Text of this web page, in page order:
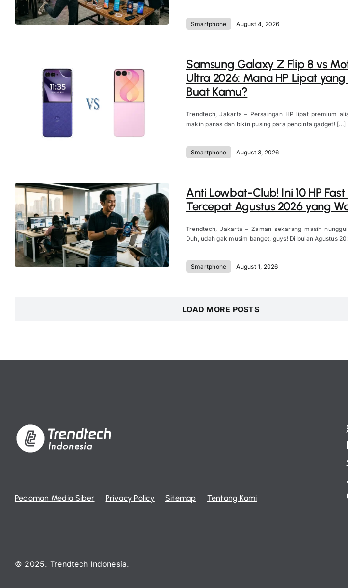
Smartphone August 4, 2026
Samsung Galaxy Z Flip 8 vs
Ultra 2026: Mana HP Lipat
Buat Kamu?
Trendtech, Jakarta – Persaingan HP lipat premium
makin panas dan bikin pusing para pencinta gadget! [...]
Smartphone August 3, 2026
Anti Lowbat-Club! Ini 10 HP
Tercepat Agustus 2026 yang
Trendtech, Jakarta – Zaman sekarang masih
Duh, udah gak musim banget, guys! Di bulan Agustus
Smartphone August 1, 2026
LOAD MORE POSTS
Pedoman Media Siber Privacy Policy Sitemap Tentang Kami
© 2025. Trendtech Indonesia.